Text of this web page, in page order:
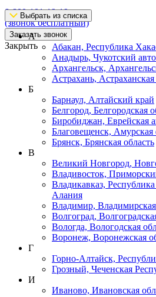
8-800-101-19-19
(звонок бесплатный)
Заказать звонок
Закрыть
Выбрать из списка
А
Абакан, Республика
Анадырь, Чукотский
Архангельск,
Астрахань, Астраханская
Б
Барнаул, Алтайский край
Белгород, Белгородская
Биробиджан, Еврейская
Благовещенск, Амурская
Брянск, Брянская область
В
Великий Новгород,
Владивосток,
Владикавказ,
Алания
Владимир, Владимирская
Волгоград,
Вологда, Вологодская
Воронеж, Воронежская
Г
Горно-Алтайск,
Грозный, Чеченская
И
Иваново, Ивановская